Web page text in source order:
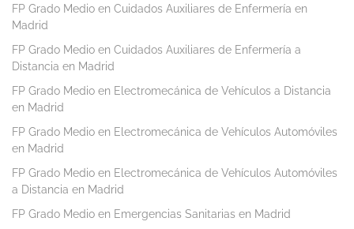
FP Grado Medio en Cuidados Auxiliares de Enfermería en
Madrid
FP Grado Medio en Cuidados Auxiliares de Enfermería a
Distancia en Madrid
FP Grado Medio en Electromecánica de Vehículos a Distancia
en Madrid
FP Grado Medio en Electromecánica de Vehículos Automóviles
en Madrid
FP Grado Medio en Electromecánica de Vehículos Automóviles
a Distancia en Madrid
FP Grado Medio en Emergencias Sanitarias en Madrid